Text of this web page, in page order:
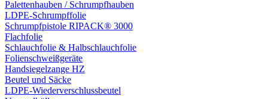
Palettenhauben / Schrumpfhauben
LDPE-Schrumpffolie
Schrumpfpistole RIPACK® 3000
Flachfolie
Schlauchfolie & Halbschlauchfolie
Folienschweißgeräte
Handsiegelzange HZ
Beutel und Säcke
LDPE-Wiederverschlussbeutel